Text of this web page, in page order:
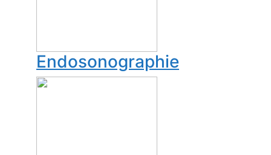
Endosonographie